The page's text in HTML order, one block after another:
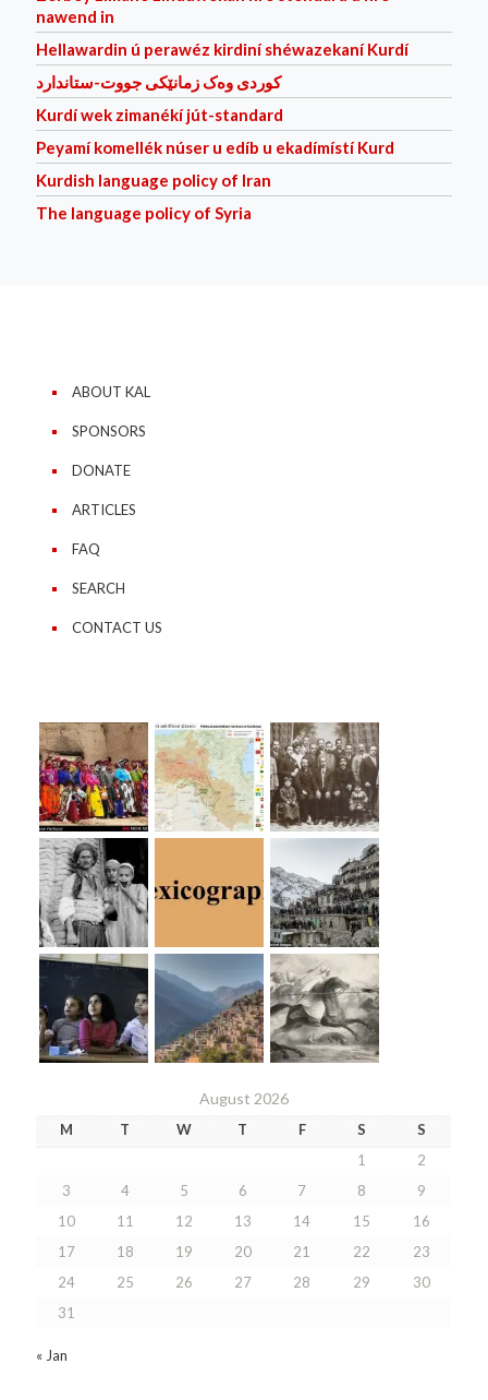
nawend in
Hellawardin ú perawéz kirdiní shéwazekaní Kurdí
کوردی وه‌ک زمانێکی جووت-ستاندارد
Kurdí wek zimanékí jút-standard
Peyamí komellék núser u edíb u ekadímístí Kurd
Kurdish language policy of Iran
The language policy of Syria
ABOUT KAL
SPONSORS
DONATE
ARTICLES
FAQ
SEARCH
CONTACT US
August 2026
M T W T F S
S
1
2
3
4 5 6 7 8
9
10
11 12 13 14 15
16
17
18 19 20 21 22
23
24
25 26 27 28 29
30
31
« Jan